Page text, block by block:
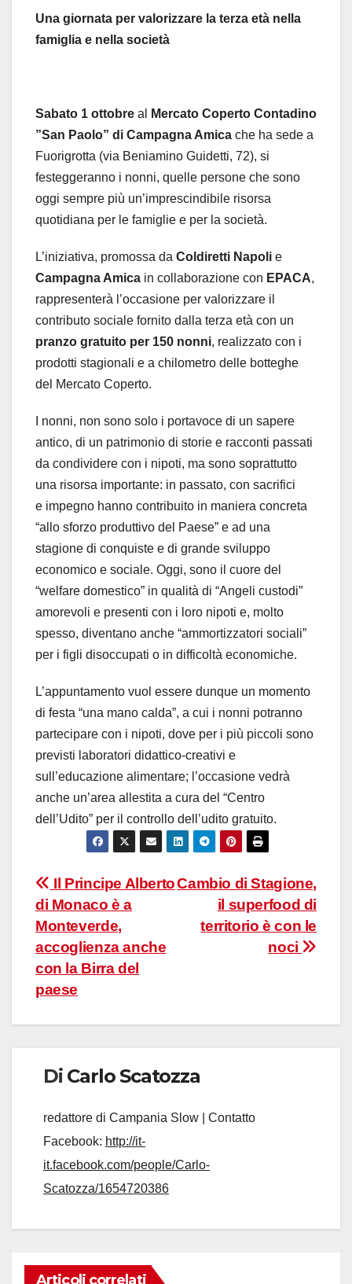
Una giornata per valorizzare la terza età nella
famiglia e nella società
Sabato 1 ottobre al
Mercato Coperto Contadino
”San Paolo” di Campagna Amica che ha sede a
Fuorigrotta (via Beniamino Guidetti, 72), si
festeggeranno i nonni, quelle persone che sono
oggi sempre più un’imprescindibile risorsa
quotidiana per le famiglie e per la società.
L’iniziativa, promossa da Coldiretti Napoli e
Campagna Amica in collaborazione con EPACA,
rappresenterà l’occasione per valorizzare il
contributo sociale fornito dalla terza età con un
pranzo gratuito per 150 nonni, realizzato con i
prodotti stagionali e a chilometro delle botteghe
del Mercato Coperto.
I nonni, non sono solo i portavoce di un sapere
antico, di un patrimonio di storie e racconti passati
da condividere con i nipoti, ma sono soprattutto
una risorsa importante: in passato, con sacrifici
e impegno hanno contribuito in maniera concreta
“allo sforzo produttivo del Paese” e ad una
stagione di conquiste e di grande sviluppo
economico e sociale. Oggi, sono il cuore del
“welfare domestico” in qualità di “Angeli custodi”
amorevoli e presenti con i loro nipoti e, molto
spesso, diventano anche “ammortizzatori sociali”
per i figli disoccupati o in difficoltà economiche.
L’appuntamento vuol essere dunque un momento
di festa “una mano calda”, a cui i nonni potranno
partecipare con i nipoti, dove per i più piccoli sono
previsti laboratori didattico-creativi e
sull’educazione alimentare; l’occasione vedrà
anche un’area allestita a cura del “Centro
dell’Udito” per il controllo dell’udito gratuito.
Navigazione
articoli
Cambio di Stagione,
il superfood di
territorio è con le
noci
Il Principe Alberto
di Monaco è a
Monteverde,
accoglienza anche
con la Birra del
paese
Di Carlo Scatozza
redattore di Campania Slow | Contatto
Facebook: http://it-
it.facebook.com/people/Carlo-
Scatozza/1654720386
Articoli correlati